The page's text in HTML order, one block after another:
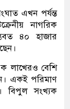
এখন পর্যন্ত
নাগরিক
৪০ হাজার
লাখেরও বেশি
একই পরিমাণ
বিপুল সংখ্যক